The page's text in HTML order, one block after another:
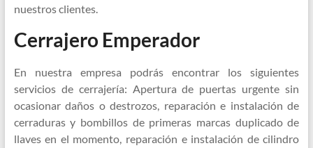
nuestros clientes.
Cerrajero Emperador
En nuestra empresa podrás encontrar los siguientes
servicios de cerrajería: Apertura de puertas urgente sin
ocasionar daños o destrozos, reparación e instalación de
cerraduras y bombillos de primeras marcas duplicado de
llaves en el momento, reparación e instalación de cilindro